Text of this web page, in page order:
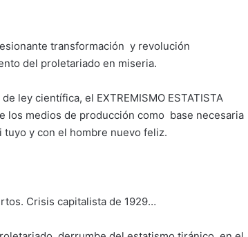
transformación y revolución
del proletariado en miseria.
ley científica, el EXTREMISMO ESTATISTA
los medios de producción como base necesaria
tuyo y con el hombre nuevo feliz.
Crisis capitalista de 1929…